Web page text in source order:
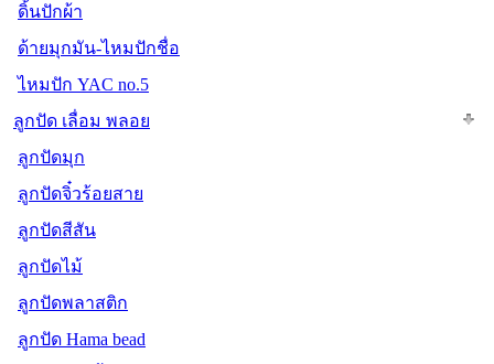
ดิ้นปักผ้า
ด้ายมุกมัน-ไหมปักชื่อ
ไหมปัก YAC no.5
ลูกปัด เลื่อม พลอย
ลูกปัดมุก
ลูกปัดจิ๋วร้อยสาย
ลูกปัดสีสัน
ลูกปัดไม้
ลูกปัดพลาสติก
ลูกปัด Hama bead